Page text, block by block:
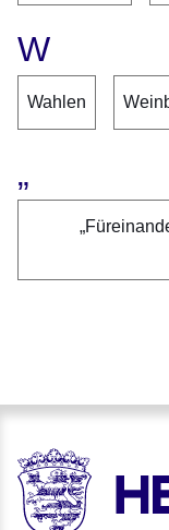
W
Wahlen
„